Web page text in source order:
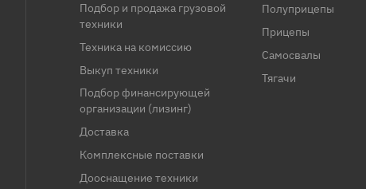
Подбор и продажа грузовой
техники
Техника на комиссию
Выкуп техники
Подбор финансирующей
организации (лизинг)
Доставка
Комплексные поставки
Дооснащение техники
Полуприцепы
Прицепы
Самосвалы
Тягачи